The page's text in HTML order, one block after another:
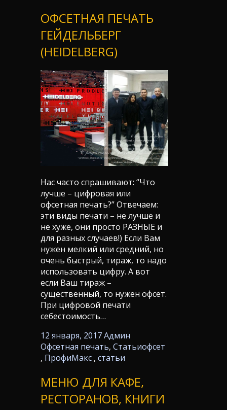
ОФСЕТНАЯ ПЕЧАТЬ
ГЕЙДЕЛЬБЕРГ
(HEIDELBERG)
Нас часто спрашивают: “Что
лучше – цифровая или
офсетная печать?” Отвечаем:
эти виды печати – не лучше и
не хуже, они просто РАЗНЫЕ и
для разных случаев!) Если Вам
нужен мелкий или средний, но
очень быстрый, тираж, то надо
использовать цифру. А вот
если Ваш тираж –
существенный, то нужен офсет.
При цифровой печати
себестоимость…
12 января, 2017 Админ
Офсетная печать, Статьиофсет
, ПрофиМакс, статьи
МЕНЮ ДЛЯ КАФЕ,
РЕСТОРАНОВ, КНИГИ